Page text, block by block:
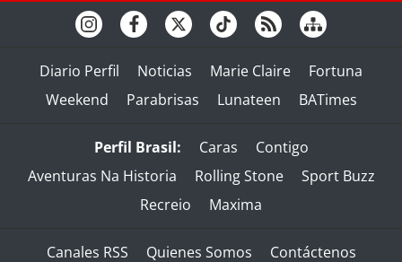
Diario Perfil Noticias Marie Claire
Fortuna
Weekend
Parabrisas Lunateen BATimes
Perfil Brasil: Caras
Contigo
Aventuras Na Historia
Rolling Stone
Sport Buzz
Recreio
Maxima
Canales RSS Quienes Somos Contáctenos